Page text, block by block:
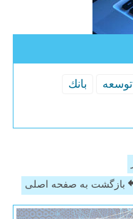
توسعه
بانك
بازگشت به صفحه اصلی